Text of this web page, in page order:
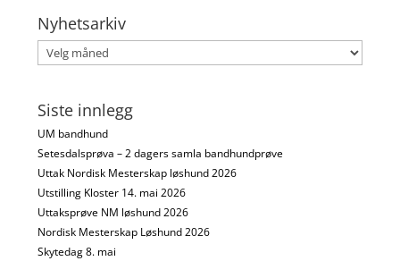
Nyhetsarkiv
Nyhetsarkiv
Siste innlegg
UM bandhund
Setesdalsprøva – 2 dagers samla bandhundprøve
Uttak Nordisk Mesterskap løshund 2026
Utstilling Kloster 14. mai 2026
Uttaksprøve NM løshund 2026
Nordisk Mesterskap Løshund 2026
Skytedag 8. mai